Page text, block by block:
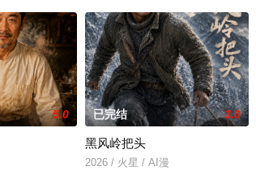
5.0 已完结 3.0
黑风岭把头
2026 / 火星 / AI漫